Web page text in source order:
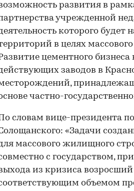
00:00
развития в
учрежденной
которого будет
в целях
цементного
заводов в
частно-
словам вице-президента
«Задачи
массового жилищного
с государством,
из кризиса
объемом